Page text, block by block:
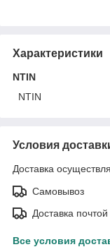
Характеристики
NTIN
NTIN
Условия
Доставка
Самовывоз
Доставка почтой
Все условия